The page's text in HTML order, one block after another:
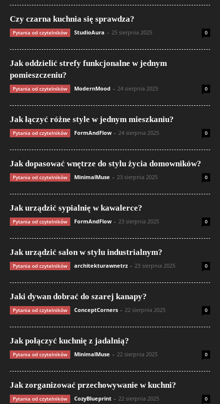
Czy czarna kuchnia się sprawdza?
Pytania od czytelników StudioAura - 25 sierpnia 2025 0
Jak oddzielić strefy funkcjonalne w jednym
pomieszczeniu?
Pytania od czytelników ModernMood - 24 sierpnia 2025 0
Jak łączyć różne style w jednym mieszkaniu?
Pytania od czytelników FormAndFlow - 24 sierpnia 2025 0
Jak dopasować wnętrze do stylu życia domowników?
Pytania od czytelników MinimalMuse - 23 sierpnia 2025 0
Jak urządzić sypialnię w kawalerce?
Pytania od czytelników FormAndFlow - 23 sierpnia 2025 0
Jak urządzić salon w stylu industrialnym?
Pytania od czytelników architekturawnetrz - 23 sierpnia 2025 0
Jaki dywan dobrać do szarej kanapy?
Pytania od czytelników ConceptCorners - 22 sierpnia 2025 0
Jak połączyć kuchnię z jadalnią?
Pytania od czytelników MinimalMuse - 22 sierpnia 2025 0
Jak zorganizować przechowywanie w kuchni?
Pytania od czytelników CozyBlueprint - 22 sierpnia 2025 0